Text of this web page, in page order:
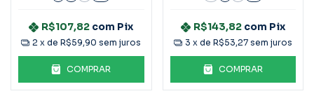
R$107,82 com Pix
2 x deR$59,90 sem juros
COMPRAR
R$143,82 com Pix
3 x de R$53,27 sem juros
COMPRAR